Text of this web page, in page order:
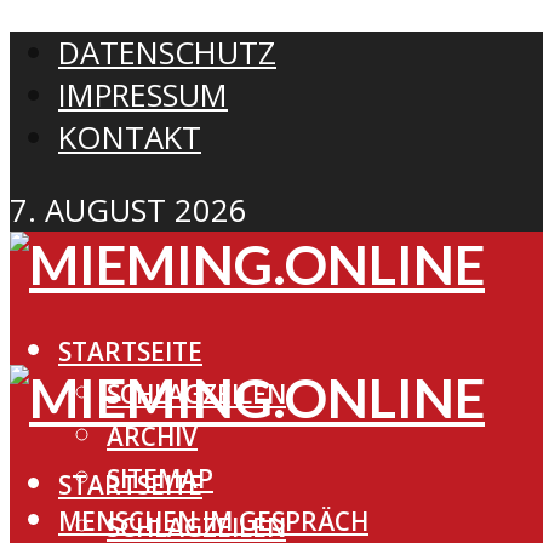
DATENSCHUTZ
IMPRESSUM
KONTAKT
7. AUGUST 2026
STARTSEITE
SCHLAGZEILEN
ARCHIV
SITEMAP
MENSCHEN IM GESPRÄCH
STARTSEITE
SCHLAGZEILEN